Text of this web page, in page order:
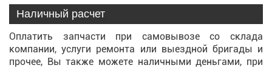
Наличный расчет
Оплатить запчасти при самовывозе со склада
компании, услуги ремонта или выездной бригады и
прочее, Вы также можете наличными деньгами, при